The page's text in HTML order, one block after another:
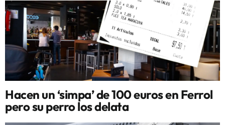
Hacen un ‘simpa’ de 100 euros en Ferrol
pero su perro los delata